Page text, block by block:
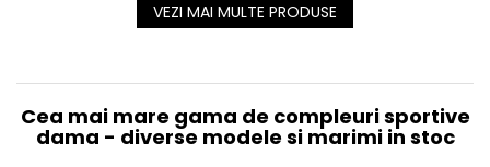
VEZI MAI MULTE PRODUSE
Cea mai mare gama de compleuri sportive
dama - diverse modele si marimi in stoc